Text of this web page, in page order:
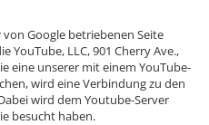
Google betriebenen Seite
YouTube, LLC, 901 Cherry Ave.,
eine unserer mit einem YouTube-
wird eine Verbindung zu den
wird dem Youtube-Server
besucht haben.